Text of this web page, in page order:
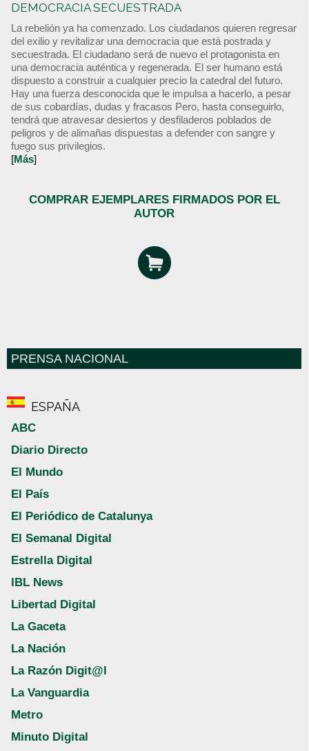
DEMOCRACIA SECUESTRADA
La rebelión ya ha comenzado. Los ciudadanos quieren regresar
del exilio y revitalizar una democracia que está postrada y
secuestrada. El ciudadano será de nuevo el protagonista en
una democracia auténtica y regenerada. El ser humano está
dispuesto a construir a cualquier precio la catedral del futuro.
Hay una fuerza desconocida que le impulsa a hacerlo, a pesar
de sus cobardías, dudas y fracasos Pero, hasta conseguirlo,
tendrá que atravesar desiertos y desfiladeros poblados de
peligros y de alimañas dispuestas a defender con sangre y
fuego sus privilegios.
[Más]
COMPRAR EJEMPLARES FIRMADOS POR EL
AUTOR
PRENSA NACIONAL
ESPAÑA
ABC
Diario Directo
El Mundo
El País
El Periódico de Catalunya
El Semanal Digital
Estrella Digital
IBL News
Libertad Digital
La Gaceta
La Nación
La Razón Digit@l
La Vanguardia
Metro
Minuto Digital